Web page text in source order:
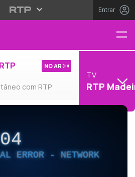
Entrar
com RTP
NO AR
TV
RTP
ERROR - NETWORK